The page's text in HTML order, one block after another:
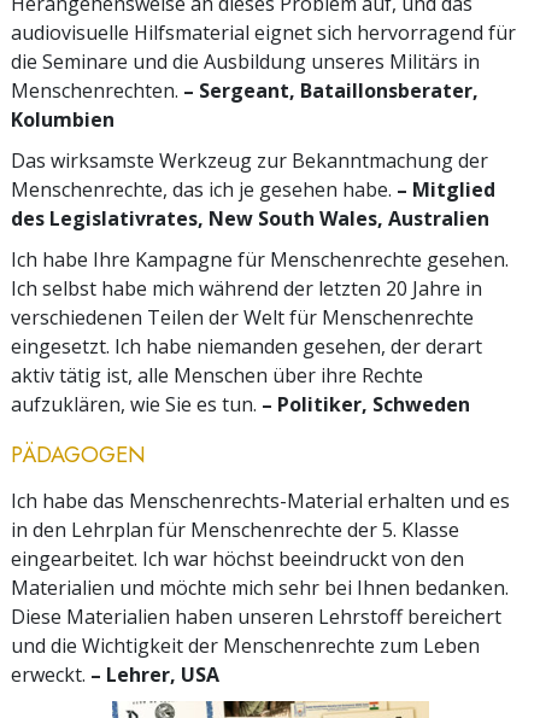
audiovisuelle Hilfsmaterial eignet sich hervorragend für
die Seminare und die Ausbildung unseres Militärs in
Menschenrechten. – Sergeant, Bataillonsberater,
Kolumbien
Das wirksamste Werkzeug zur Bekanntmachung der
Menschenrechte, das ich je gesehen habe. – Mitglied
des Legislativrates, New South Wales, Australien
Ich habe Ihre Kampagne für Menschenrechte gesehen.
Ich selbst habe mich während der letzten 20 Jahre in
verschiedenen Teilen der Welt für Menschenrechte
eingesetzt. Ich habe niemanden gesehen, der derart
aktiv tätig ist, alle Menschen über ihre Rechte
aufzuklären, wie Sie es tun. – Politiker, Schweden
PÄDAGOGEN
Ich habe das Menschenrechts-Material erhalten und es
in den Lehrplan für Menschenrechte der 5. Klasse
eingearbeitet. Ich war höchst beeindruckt von den
Materialien und möchte mich sehr bei Ihnen bedanken.
Diese Materialien haben unseren Lehrstoff bereichert
und die Wichtigkeit der Menschenrechte zum Leben
erweckt. – Lehrer, USA